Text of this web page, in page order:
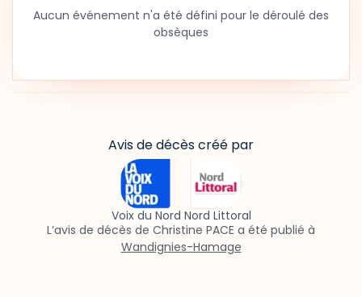
Aucun événement n'a été défini pour le déroulé des
obsèques
Avis de décès créé par
Voix du Nord Nord Littoral
L’avis de décès de Christine PACE a été publié à
Wandignies-Hamage